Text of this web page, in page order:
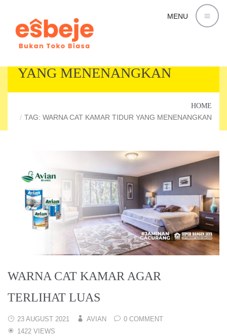
MENU
YANG MENENANGKAN
HOME
TAG: WARNA CAT KAMAR TIDUR YANG MENENANGKAN
WARNA CAT KAMAR AGAR
TERLIHAT LUAS
23 AUGUST 2021 AVIAN
0 COMMENT
1422 VIEWS